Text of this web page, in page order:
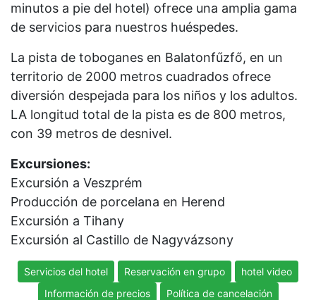
minutos a pie del hotel) ofrece una amplia gama
de servicios para nuestros huéspedes.
La pista de toboganes en Balatonfűzfő, en un
territorio de 2000 metros cuadrados ofrece
diversión despejada para los niños y los adultos.
LA longitud total de la pista es de 800 metros,
con 39 metros de desnivel.
Excursiones:
Excursión a Veszprém
Producción de porcelana en Herend
Excursión a Tihany
Excursión al Castillo de Nagyvázsony
Servicios del hotel Reservación en grupo
hotel video
Información de precios
Política de cancelación